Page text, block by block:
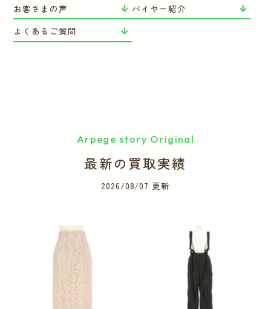
お客さまの声
バイヤー紹介
よくあるご質問
Arpege story Original
最新の買取実績
2026/08/07 更新